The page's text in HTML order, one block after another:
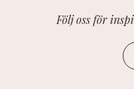
Följ oss för